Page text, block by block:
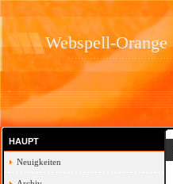
Webspell-Orange
HAUPT
Neuigkeiten